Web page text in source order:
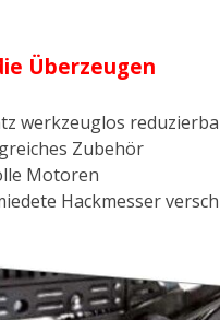
Überzeugen
werkzeuglos
Zubehör
Motoren
Hackmesser